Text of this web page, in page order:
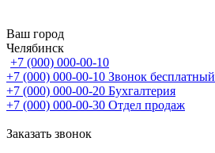
Ваш город
Челябинск
+7 (000) 000-00-10
+7 (000) 000-00-10 Звонок бесплатный
+7 (000) 000-00-20 Бухгалтерия
+7 (000) 000-00-30 Отдел продаж
Заказать звонок